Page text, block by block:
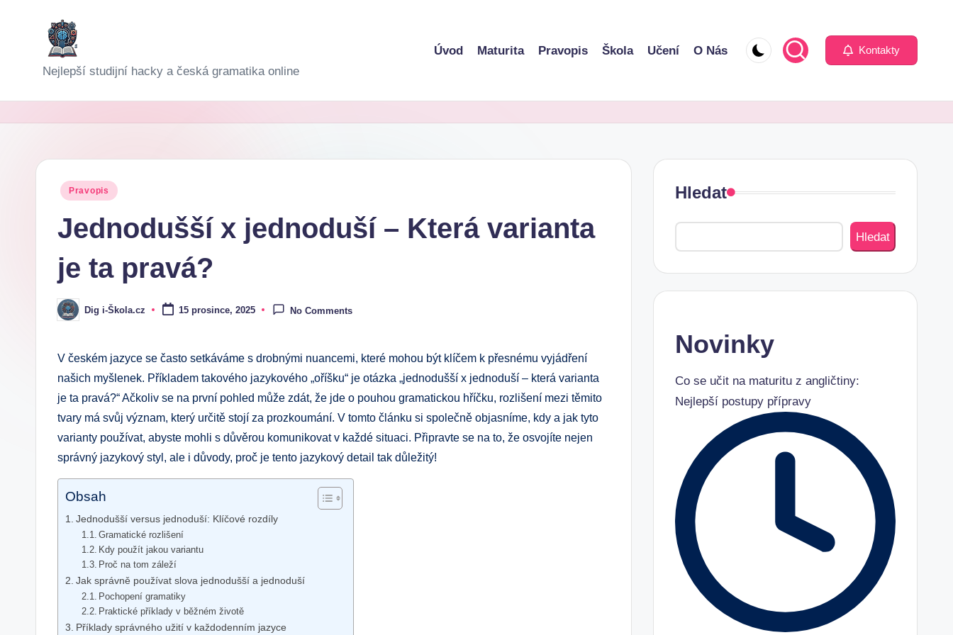
D
i
i-
Nejlepší studijní hacky a česká gramatika online
Úvod Maturita Pravopis Škola Učení O Nás Kontakty
Posted
Pravopis
Jednodušší x jednoduší – Která varianta
je ta pravá?
Posted
by
Dig i-Škola.cz 15 prosince, 2025 No Comments
V českém ⁤jazyce se ⁣často setkáváme s ⁣drobnými nuancemi,⁣ které mohou být⁢ klíčem k přesnému vyjádření
našich‌ myšlenek.⁣ Příkladem takového ​jazykového „oříšku“ je otázka „jednodušší x jednoduší – která varianta
je ta pravá?“ Ačkoliv se na první pohled může⁢ zdát, ⁤že jde o pouhou‍ gramatickou hříčku, rozlišení mezi​ těmito
tvary má svůj význam,⁣ který určitě stojí⁢ za prozkoumání.‌ V tomto článku⁤ si společně objasníme, ‌kdy a‍ jak⁤ tyto
varianty používat, abyste‌ mohli s důvěrou komunikovat ⁤v každé situaci. Připravte se na to, že osvojíte nejen
správný jazykový styl, ale i důvody, proč ⁢je tento jazykový detail tak důležitý!
Obsah
Jednodušší versus jednoduší: ​Klíčové ​rozdíly
Gramatické rozlišení
Kdy použít jakou variantu
Proč na⁢ tom záleží
Jak ⁤správně používat slova jednodušší a jednoduší
Pochopení gramatiky
Praktické příklady v‍ běžném životě
Příklady​ správného užití v každodenním jazyce
Hledat
Hledat
Novinky
Co se učit na maturitu z angličtiny:
Nejlepší postupy přípravy